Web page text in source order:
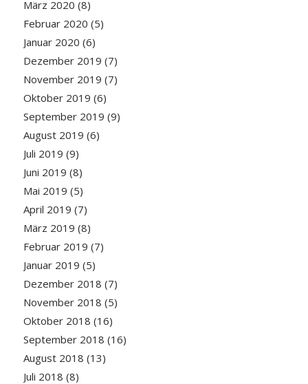
März 2020 (8)
Februar 2020 (5)
Januar 2020 (6)
Dezember 2019 (7)
November 2019 (7)
Oktober 2019 (6)
September 2019 (9)
August 2019 (6)
Juli 2019 (9)
Juni 2019 (8)
Mai 2019 (5)
April 2019 (7)
März 2019 (8)
Februar 2019 (7)
Januar 2019 (5)
Dezember 2018 (7)
November 2018 (5)
Oktober 2018 (16)
September 2018 (16)
August 2018 (13)
Juli 2018 (8)